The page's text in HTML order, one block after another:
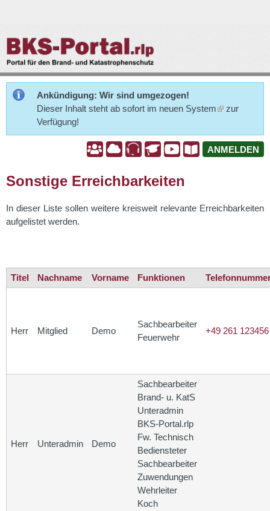
zum
Inhalt
BKS-
Portal.rlp
Ankündigung: Wir sind umgezogen!
Dieser Inhalt steht ab sofort im neuen System
zur
Verfügung!
A A A ANMELDEN
Sonstige Erreichbarkeiten
In dieser Liste sollen weitere kreisweit relevante Erreichbarkeiten
aufgelistet werden.
Titel Nachname Vorname Funktionen
Herr Mitglied Demo
Sachbearbeiter
Feuerwehr
+49 261 123456
Herr Unteradmin Demo
Sachbearbeiter
Brand- u. KatS
Unteradmin
BKS-Portal.rlp
Fw. Technisch
Bediensteter
Sachbearbeiter
Zuwendungen
Wehrleiter
Koch